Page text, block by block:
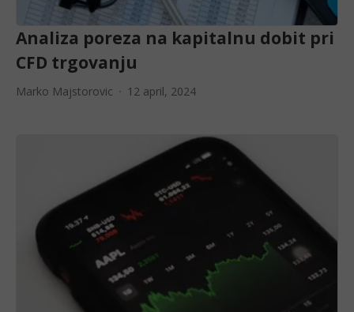
Analiza poreza na kapitalnu dobit pri
CFD trgovanju
Marko Majstorovic 12 april, 2024